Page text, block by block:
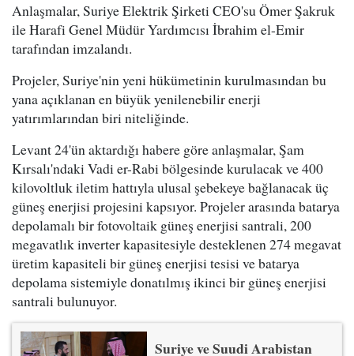
Anlaşmalar, Suriye Elektrik Şirketi CEO'su Ömer Şakruk
ile Harafi Genel Müdür Yardımcısı İbrahim el-Emir
tarafından imzalandı.
Projeler, Suriye'nin yeni hükümetinin kurulmasından bu
yana açıklanan en büyük yenilenebilir enerji
yatırımlarından biri niteliğinde.
Levant 24'ün aktardığı habere göre anlaşmalar, Şam
Kırsalı'ndaki Vadi er-Rabi bölgesinde kurulacak ve 400
kilovoltluk iletim hattıyla ulusal şebekeye bağlanacak üç
güneş enerjisi projesini kapsıyor. Projeler arasında batarya
depolamalı bir fotovoltaik güneş enerjisi santrali, 200
megavatlık inverter kapasitesiyle desteklenen 274 megavat
üretim kapasiteli bir güneş enerjisi tesisi ve batarya
depolama sistemiyle donatılmış ikinci bir güneş enerjisi
santrali bulunuyor.
Suriye ve Suudi Arabistan